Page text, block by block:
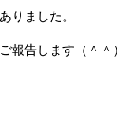
りました。
報告します（＾＾）